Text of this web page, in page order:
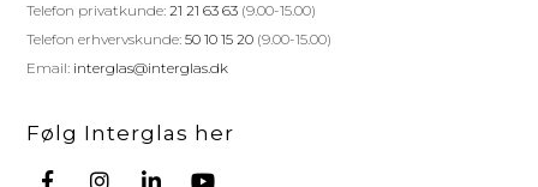
Telefon privatkunde:21 21 63 63 (9.00-15.00)
Telefon erhvervskunde:50 10 15 20 (9.00-15.00)
Email: interglas@interglas.dk
Følg Interglas her